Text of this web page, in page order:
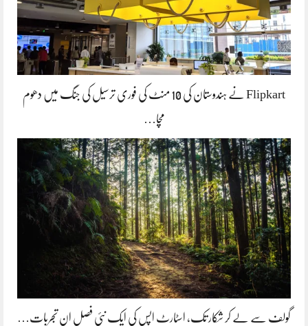
Flipkart نے ہندوستان کی 10 منٹ کی فوری ترسیل کی جنگ میں دھوم
مچا…
گولف سے لے کر شکار تک، اسٹارٹ اپس کی ایک نئی فصل ان تجربات…